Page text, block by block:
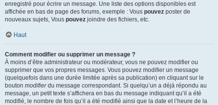
enregistré pour écrire un message. Une liste des options disponibles est
affichée en bas de page des forums, exemple : Vous pouvez poster de
nouveaux sujets, Vous pouvez joindre des fichiers, etc.
Haut
Comment modifier ou supprimer un message ?
À moins d’être administrateur ou modérateur, vous ne pouvez modifier ou
supprimer que vos propres messages. Vous pouvez modifier un message
(quelquefois dans une durée limitée après sa publication) en cliquant sur le
bouton modifierdu message correspondant. Si quelqu’un a déjà répondu au
message, un petit texte s’affichera en bas du message indiquant qu’il a été
modifié, le nombre de fois qu’il a été modifié ainsi que la date et l’heure de la